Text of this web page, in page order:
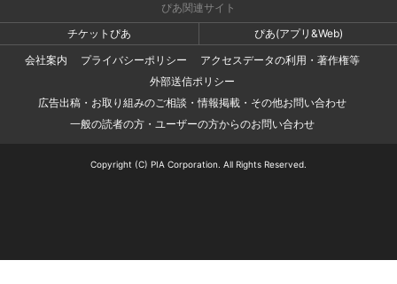
ぴあ関連サイト
チケットぴあ
ぴあ(アプリ&Web)
会社案内
プライバシーポリシー
アクセスデータの利用・著作権等
外部送信ポリシー
広告出稿・お取り組みのご相談・情報掲載・その他お問い合わせ
一般の読者の方・ユーザーの方からのお問い合わせ
Copyright (C) PIA Corporation. All Rights Reserved.